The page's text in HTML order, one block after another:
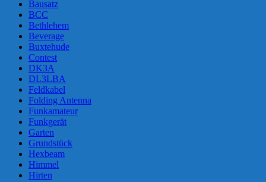
Bausatz
BCC
Bethlehem
Beverage
Buxtehude
Contest
DK3A
DL3LBA
Feldkabel
Folding Antenna
Funkamateur
Funkgerät
Garten
Grundstück
Hexbeam
Himmel
Hirten